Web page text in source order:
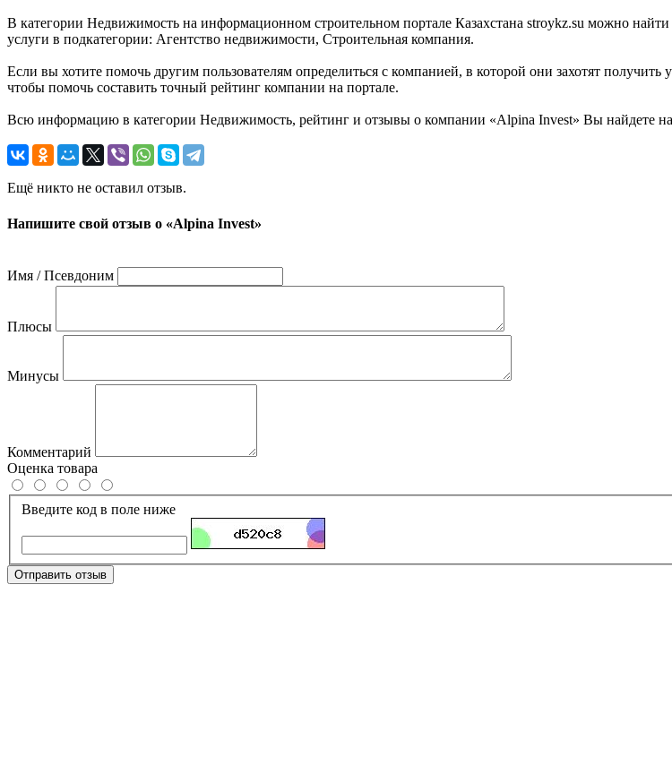
В категории Недвижимость на информационном строительном портале Казахстана stroykz.su можно
услуги в подкатегории: Агентство недвижимости, Строительная компания.
Если вы хотите помочь другим пользователям определиться с компанией, в которой они захотят
чтобы помочь составить точный рейтинг компании на портале.
Всю информацию в категории Недвижимость, рейтинг и отзывы о компании «Alpina Invest» Вы найдете
Ещё никто не оставил отзыв.
Напишите свой отзыв о «Alpina Invest»
Имя / Псевдоним
Плюсы
Минусы
Комментарий
Оценка товара
Введите код в поле ниже
Отправить отзыв